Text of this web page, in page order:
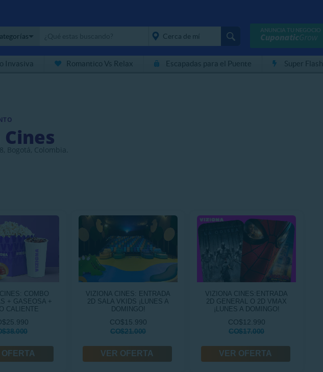
ANUNCIA TU NEGOCIO
Invasiva Romantico Vs Relax Escapadas para el Puente Super Flash
Bogotá, Colombia.
COMBO
+ GASEOSA +
CALIENTE
VIZIONA CINES: ENTRADA
2D SALA VKIDS ¡LUNES A
DOMINGO!
CO$15.990
CO$21.000
VER OFERTA
VIZIONA CINES:ENTRADA
2D GENERAL O 2D VMAX
¡LUNES A DOMINGO!
CO$12.990
CO$17.000
VER OFERTA